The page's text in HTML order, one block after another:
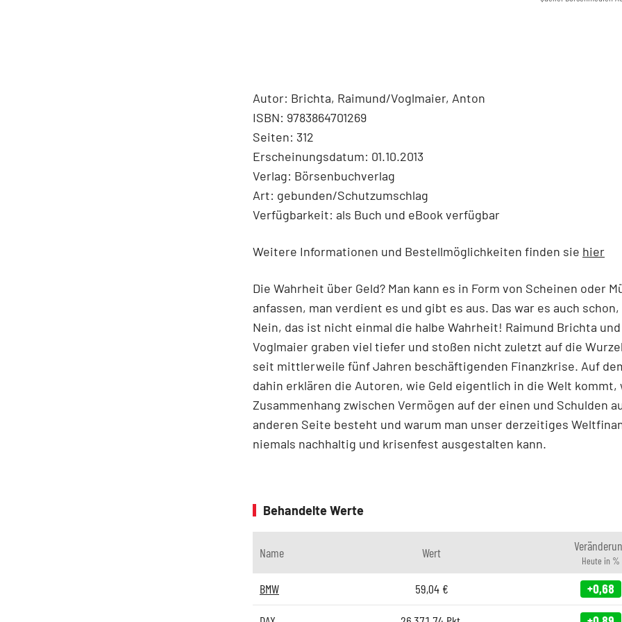
Autor: Brichta, Raimund/Voglmaier, Anton
ISBN: 9783864701269
Seiten: 312
Erscheinungsdatum: 01.10.2013
Verlag: Börsenbuchverlag
Art: gebunden/Schutzumschlag
Verfügbarkeit: als Buch und eBook verfügbar
Weitere Informationen und Bestellmöglichkeiten finden sie hier
Die Wahrheit über Geld? Man kann es in Form von Scheinen oder
anfassen, man verdient es und gibt es aus. Das war es auch schon,
Nein, das ist nicht einmal die halbe Wahrheit! Raimund Brichta
Voglmaier graben viel tiefer und stoßen nicht zuletzt auf die
seit mittlerweile fünf Jahren beschäftigenden Finanzkrise. Auf
dahin erklären die Autoren, wie Geld eigentlich in die Welt kommt,
Zusammenhang zwischen Vermögen auf der einen und Schulden
anderen Seite besteht und warum man unser derzeitiges
niemals nachhaltig und krisenfest ausgestalten kann.
Behandelte Werte
Name Wert
Heute in %
BMW 59,04€ +0,68